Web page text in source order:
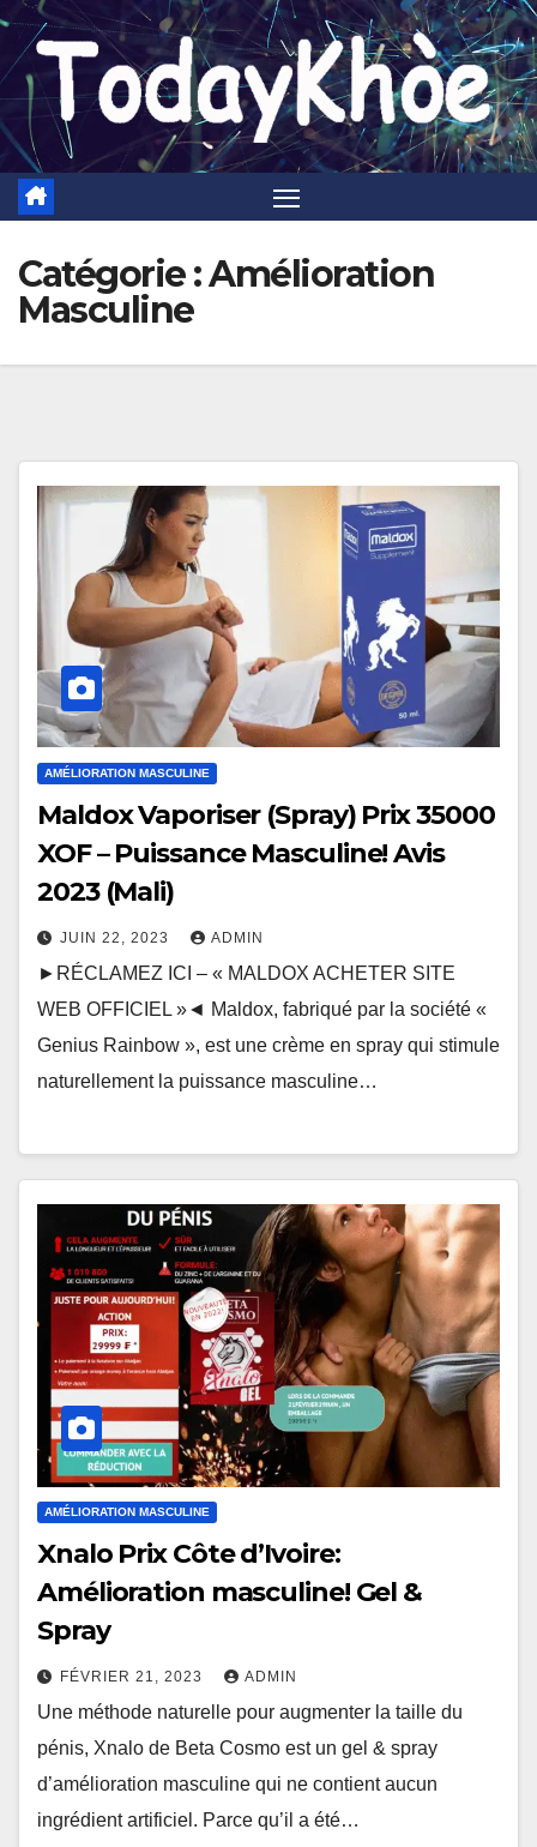
Skip
content
Catégorie :Amélioration
Masculine
AMÉLIORATION MASCULINE
Maldox Vaporiser (Spray) Prix 35000
XOF – Puissance Masculine! Avis
2023 (Mali)
JUIN 22, 2023 ADMIN
►RÉCLAMEZ ICI – « MALDOX ACHETER SITE
WEB OFFICIEL »◄ Maldox, fabriqué par la société «
Genius Rainbow », est une crème en spray qui stimule
naturellement la puissance masculine…
AMÉLIORATION MASCULINE
Xnalo Prix Côte d’Ivoire:
Amélioration masculine! Gel &
Spray
FÉVRIER 21, 2023 ADMIN
Une méthode naturelle pour augmenter la taille du
pénis, Xnalo de Beta Cosmo est un gel & spray
d’amélioration masculine qui ne contient aucun
ingrédient artificiel. Parce qu’il a été…